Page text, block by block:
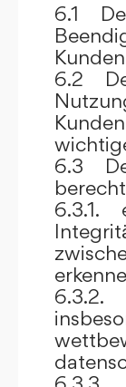
6.1
6.2
6.3
6.3.1.
6.3.2.